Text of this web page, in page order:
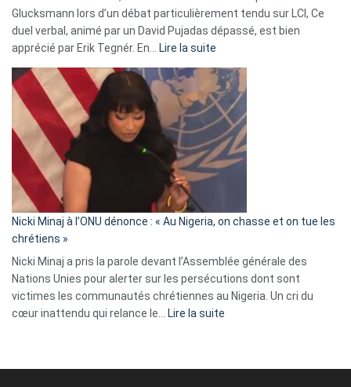
news
»
Glucksmann lors d’un débat particulièrement tendu sur LCI, Ce
duel verbal, animé par un David Pujadas dépassé, est bien
apprécié par Erik Tegnér. En…
Lire la suite
Tegnér
exulte
« Zemmour
a
tout
parle
ses
tripes »
Nicki Minaj à l’ONU dénonce : « Au Nigeria, on chasse et on tue les
chrétiens »
Nicki Minaj a pris la parole devant l’Assemblée générale des
Nations Unies pour alerter sur les persécutions dont sont
victimes les communautés chrétiennes au Nigeria. Un cri du
cœur inattendu qui relance le…
Lire la suite